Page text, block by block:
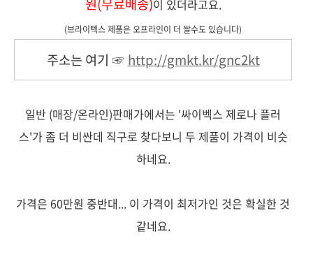
이 있더라고요.
(브라이텍스 제품은오프라인이 더 쌀수도 있습니다)
주소는 여기 ☞ http://gmkt.kr/gnc2kt
일반 (매장/온라인)판매가에서는 '싸이벡스 제로나 플러
스'가 좀 더 비싼데 직구로 찾다보니 두 제품이 가격이 비슷
하네요.
가격은 60만원 중반대... 이 가격이 최저가인 것은 확실한 것
같네요.